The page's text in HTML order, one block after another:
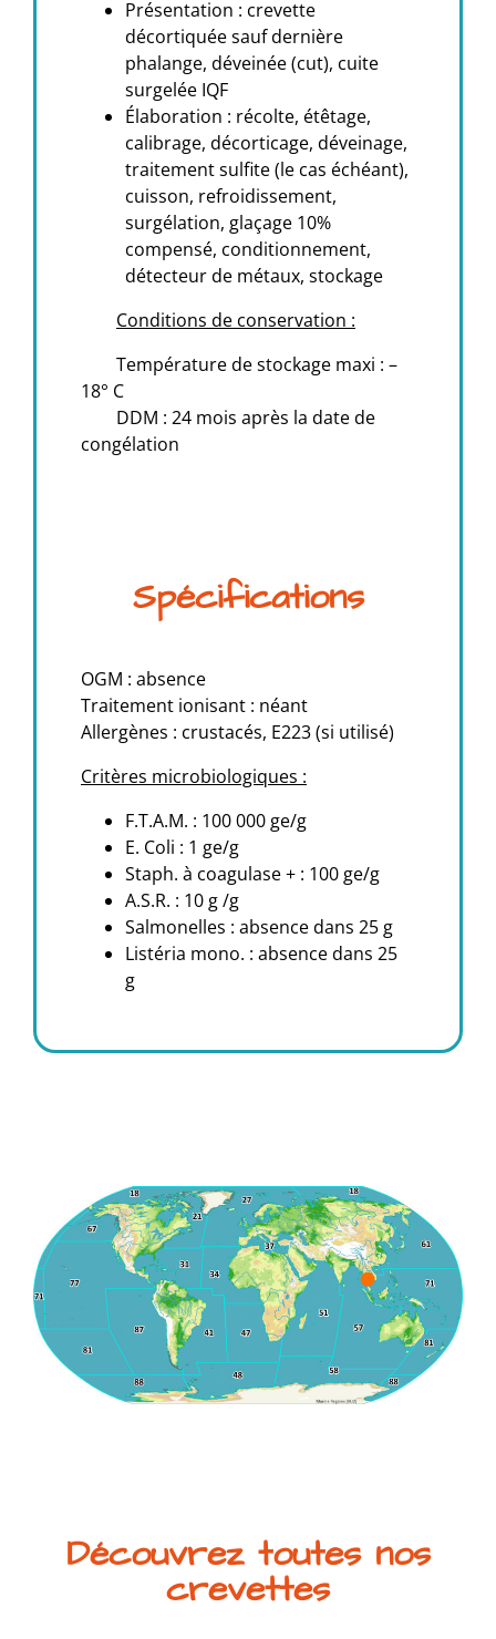
Présentation : crevette
décortiquée sauf dernière
phalange, déveinée (cut), cuite
surgelée IQF
Élaboration : récolte, étêtage,
calibrage, décorticage, déveinage,
traitement sulfite (le cas échéant),
cuisson, refroidissement,
surgélation, glaçage 10%
compensé, conditionnement,
détecteur de métaux, stockage
Conditions de conservation :
Température de stockage maxi : –
18° C
DDM : 24 mois après la date de
congélation
Spécifications
OGM : absence
Traitement ionisant : néant
Allergènes : crustacés, E223 (si utilisé)
Critères microbiologiques :
F.T.A.M. : 100 000 ge/g
E. Coli : 1 ge/g
Staph. à coagulase + : 100 ge/g
A.S.R. : 10 g /g
Salmonelles : absence dans 25 g
Listéria mono. : absence dans 25
g
Découvrez toutes nos
crevettes